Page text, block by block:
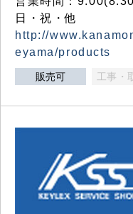
日・祝・他
http://
eyama/products
販売可 工事・